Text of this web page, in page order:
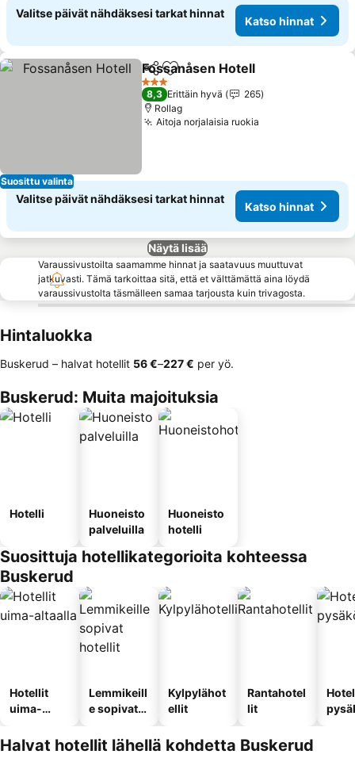
Valitse päivät nähdäksesi tarkat hinnat
Katso hinnat
Suosittu valinta
Jaa Lisää suosikkeihin
Fossanåsen Hotell
3 Tähtiluokitus
8,3 Erittäin hyvä
265
Rollag
Aitoja norjalaisia ruokia
Valitse päivät nähdäksesi tarkat hinnat
Katso hinnat
Näytä lisää
Varaussivustoilta saamamme hinnat ja saatavuus muuttuvat
jatkuvasti. Tämä tarkoittaa sitä, että et välttämättä aina löydä
varaussivustolta täsmälleen samaa tarjousta kuin trivagosta.
Hintaluokka
Buskerud – halvat hotellit ‎56 €–‎227 € per yö.
Buskerud: Muita majoituksia
Hotelli
Huoneisto
palveluilla
Huoneisto
hotelli
Suosittuja hotellikategorioita kohteessa
Buskerud
Hotellit
uima-
Lemmikeill
e sopivat
Kylpylähot
ellit
Rantahotel
lit
Halvat hotellit lähellä kohdetta Buskerud